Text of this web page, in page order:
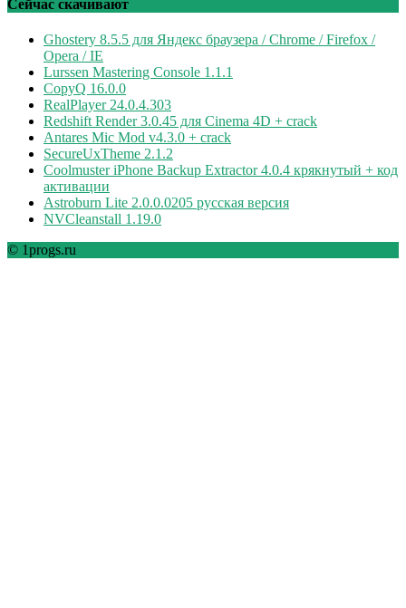
Сейчас скачивают
Ghostery 8.5.5 для Яндекс браузера / Chrome / Firefox /
Opera / IE
Lurssen Mastering Console 1.1.1
CopyQ 16.0.0
RealPlayer 24.0.4.303
Redshift Render 3.0.45 для Cinema 4D + crack
Antares Mic Mod v4.3.0 + crack
SecureUxTheme 2.1.2
Coolmuster iPhone Backup Extractor 4.0.4 крякнутый + код
активации
Astroburn Lite 2.0.0.0205 русская версия
NVCleanstall 1.19.0
© 1progs.ru